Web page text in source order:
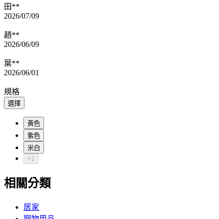
田**
2026/07/09
趙**
2026/06/09
葉**
2026/06/01
規格
選擇
黃色
紫色
米白
+1
相關分類
居家